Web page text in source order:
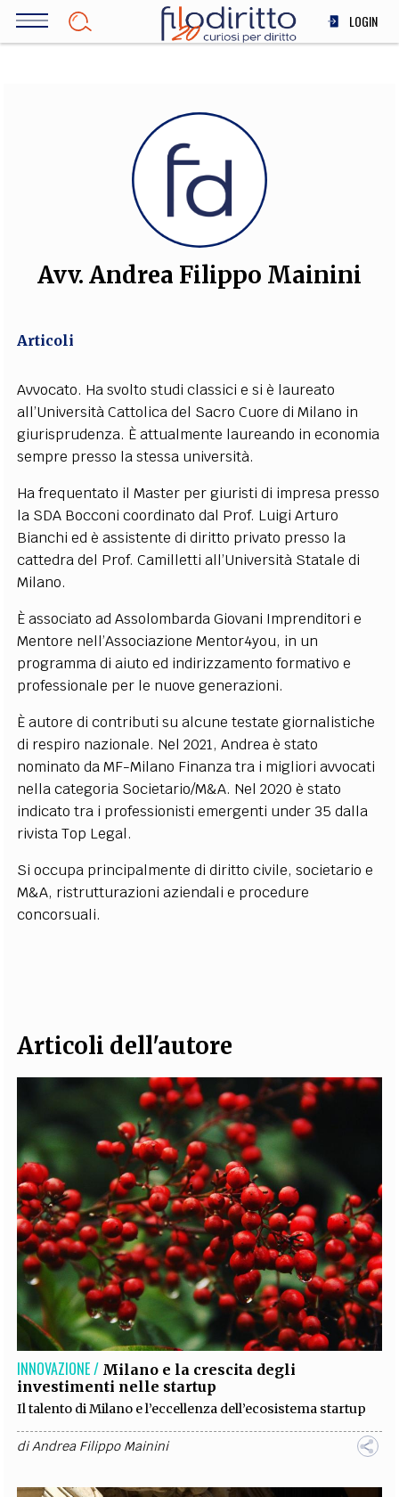
Salta
LOGIN
SOCIETÀ
MEDICINA
SCIENZA
STORIA E FILOSOFIA
INNOVAZIONE
ALTRO
FILODIRITTO
EXTRA
CODICI RUBRICHE LIBRI PROCEEDINGS
SOCIAL MEDIA
Avv. Andrea Filippo Mainini
Articoli
Avvocato. Ha svolto studi classici e si è laureato
all’Università Cattolica del Sacro Cuore di Milano in
giurisprudenza. È attualmente laureando in economia
sempre presso la stessa università.
Ha frequentato il Master per giuristi di impresa presso
la SDA Bocconi coordinato dal Prof. Luigi Arturo
Bianchi ed è assistente di diritto privato presso la
cattedra del Prof. Camilletti all’Università Statale di
Milano.
È associato ad Assolombarda Giovani Imprenditori e
Mentore nell’Associazione Mentor4you, in un
programma di aiuto ed indirizzamento formativo e
professionale per le nuove generazioni.
È autore di contributi su alcune testate giornalistiche
di respiro nazionale. Nel 2021, Andrea è stato
nominato da MF-Milano Finanza tra i migliori avvocati
nella categoria Societario/M&A. Nel 2020 è stato
indicato tra i professionisti emergenti under 35 dalla
rivista Top Legal.
Si occupa principalmente di diritto civile, societario e
M&A, ristrutturazioni aziendali e procedure
concorsuali.
Articoli dell'autore
INNOVAZIONE / Milano e la crescita degli
investimenti nelle startup
Il talento di Milano e l’eccellenza dell’ecosistema startup
diAndrea Filippo Mainini